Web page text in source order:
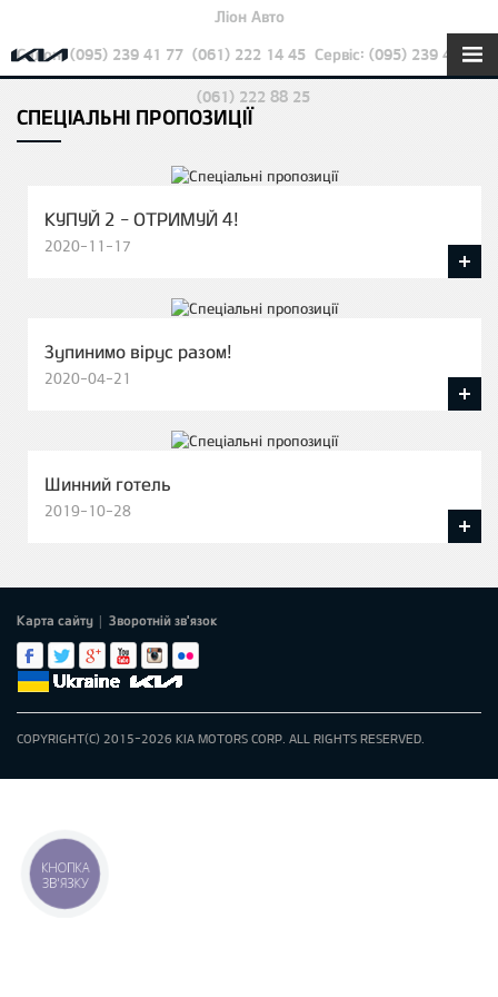
Ліон Авто
Салон: (095) 239 41 77 (061) 222 14 45 Сервіс: (095) 239 42 22
(061) 222 88 25
СПЕЦІАЛЬНІ ПРОПОЗИЦІЇ
КУПУЙ 2 - ОТРИМУЙ 4!
2020-11-17
Зупинимо вірус разом!
2020-04-21
Шинний готель
2019-10-28
Карта сайту Зворотній зв'язок
COPYRIGHT(C) 2015-2026 KIA MOTORS CORP. ALL RIGHTS RESERVED.
КНОПКА
ЗВ'ЯЗКУ